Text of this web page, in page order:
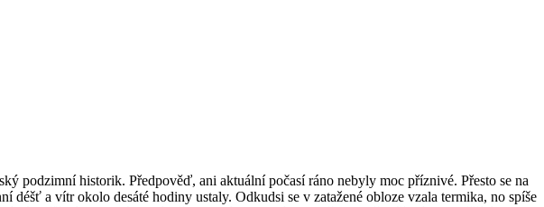
podzimní historik. Předpověď, ani aktuální počasí ráno nebyly moc příznivé. Přesto se na
déšť a vítr okolo desáté hodiny ustaly. Odkudsi se v zatažené obloze vzala termika, no spíše